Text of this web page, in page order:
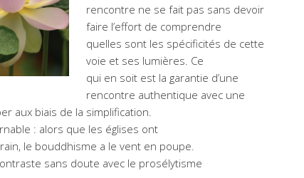
rencontre ne se fait pas sans devoir
faire l’effort de comprendre
quelles sont les spécificités de cette
voie et ses lumières. Ce
qui en soit est la garantie d’une
rencontre authentique avec une
aux biais de la simplification.
: alors que les églises ont
le bouddhisme a le vent en poupe.
sans doute avec le prosélytisme